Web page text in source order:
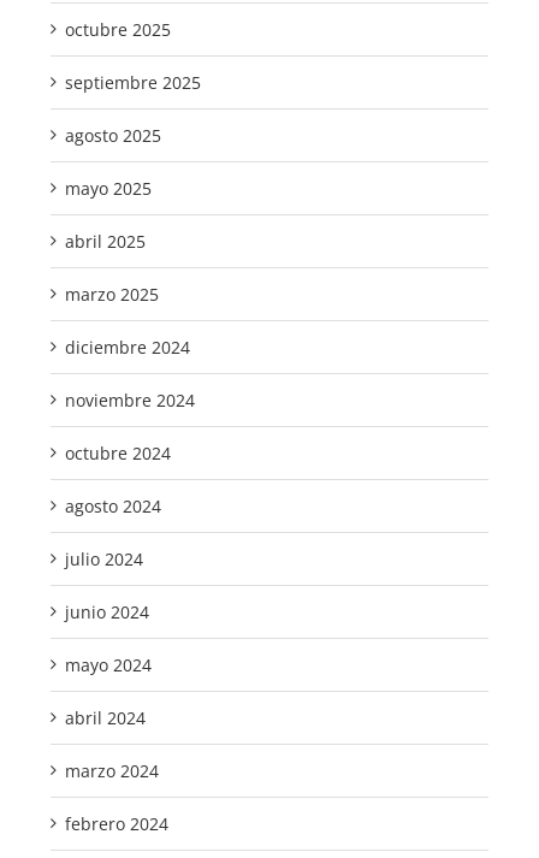
octubre 2025
septiembre 2025
agosto 2025
mayo 2025
abril 2025
marzo 2025
diciembre 2024
noviembre 2024
octubre 2024
agosto 2024
julio 2024
junio 2024
mayo 2024
abril 2024
marzo 2024
febrero 2024